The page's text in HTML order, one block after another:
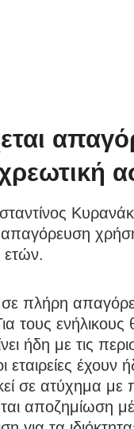
πλήρη
τους
ήδη με τις
εταιρείες
σε ατύχημα με
αποζημίωση